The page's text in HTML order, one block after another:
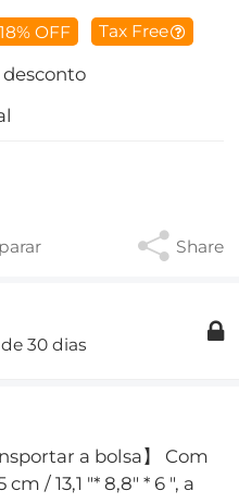
18% OFF Tax Free
desconto
Share
30 dias
a bolsa】 Com
/ 13,1 "* 8,8" * 6 ", a